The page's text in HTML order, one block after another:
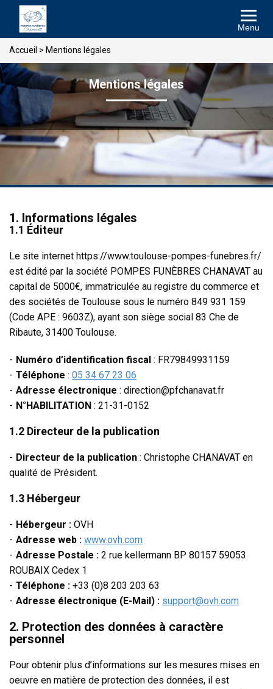
Menu
Accueil > Mentions légales
Mentions légales
1. Informations légales
1.1 Éditeur
Le site internet https://www.toulouse-pompes-funebres.fr/
est édité par la société POMPES FUNÈBRES CHANAVAT au
capital de 5000€, immatriculée au registre du commerce et
des sociétés de Toulouse sous le numéro 849 931 159
(Code APE : 9603Z), ayant son siège social 83 Che de
Ribaute, 31400 Toulouse.
Numéro d’identification fiscal : FR79849931159
Téléphone : 05 34 67 23 06
Adresse électronique : direction@pfchanavat.fr
N°HABILITATION : 21-31-0152
1.2 Directeur de la publication
Directeur de la publication : Christophe CHANAVAT en
qualité de Président.
1.3 Hébergeur
Hébergeur : OVH
Adresse web : www.ovh.com
Adresse Postale : 2 rue kellermann BP 80157 59053
ROUBAIX Cedex 1
Téléphone : +33 (0)8 203 203 63
Adresse électronique (E-Mail) : support@ovh.com
2. Protection des données à caractère
personnel
Pour obtenir plus d’informations sur les mesures mises en
oeuvre en matière de protection des données, il est